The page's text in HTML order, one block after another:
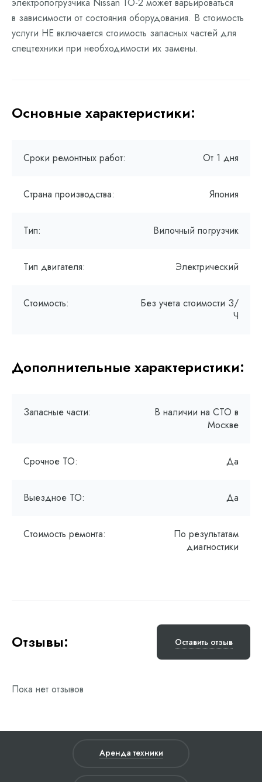
в зависимости от состояния оборудования. В стоимость
услуги НЕ включается стоимость запасных частей для
спецтехники при необходимости их замены.
Основные характеристики:
Сроки ремонтных работ: От 1 дня
Страна производства: Япония
Тип: Вилочный погрузчик
Тип двигателя: Электрический
Стоимость:
Без учета стоимости З/
Ч
Дополнительные характеристики:
Запасные части:
В наличии на СТО в
Москве
Срочное ТО: Да
Выездное ТО: Да
Стоимость ремонта:
По результатам
диагностики
Отзывы: Оставить отзыв
Пока нет отзывов
Аренда техники